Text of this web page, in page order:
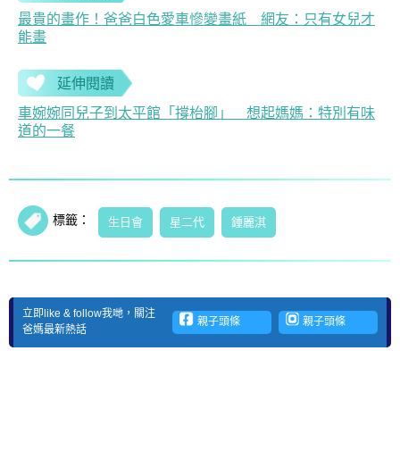
最貴的畫作！爸爸白色愛車慘變畫紙 網友：只有女兒才
能畫
延伸閱讀
車婉婉同兒子到太平館「撐枱腳」 想起媽媽：特別有味
道的一餐
標籤： 生日會 星二代 鍾麗淇
立即like & follow我哋，關注
爸媽最新熱話
親子頭條 親子頭條